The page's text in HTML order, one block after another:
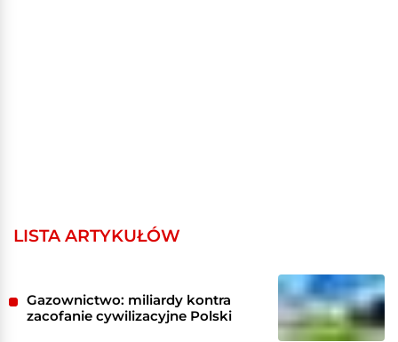
LISTA ARTYKUŁÓW
Gazownictwo: miliardy kontra
zacofanie cywilizacyjne Polski